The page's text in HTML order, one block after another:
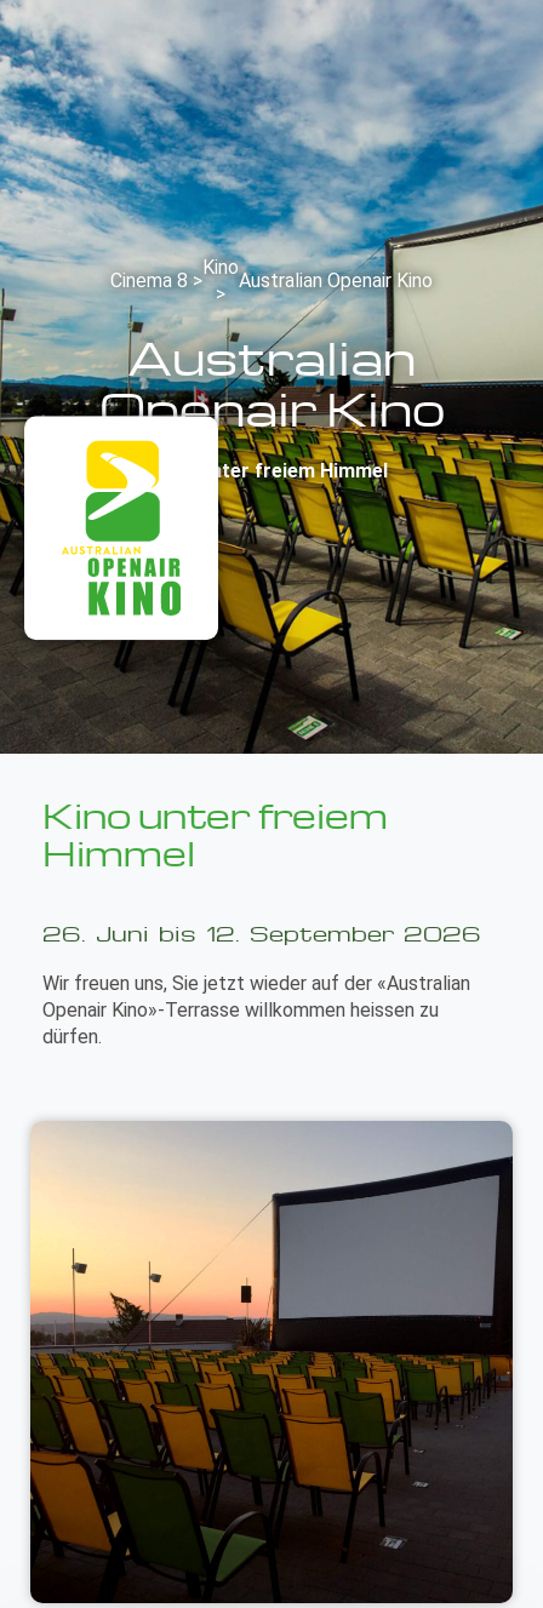
Cinema 8 >
Kino
>
Australian Openair Kino
Australian
Openair Kino
Kino unter freiem Himmel
Kino unter freiem
Himmel
26. Juni bis 12. September 2026
Wir freuen uns, Sie jetzt wieder auf der «Australian
Openair Kino»-Terrasse willkommen heissen zu
dürfen.